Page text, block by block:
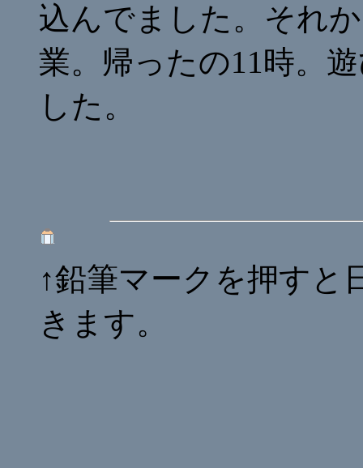
込んでました。それ
業。帰ったの11時。
した。
↑鉛筆マークを押すと
きます。